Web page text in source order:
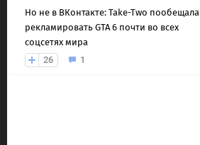
Но не в ВКонтакте: Take-Two пообещала
рекламировать GTA 6 почти во всех
соцсетях мира
26
1